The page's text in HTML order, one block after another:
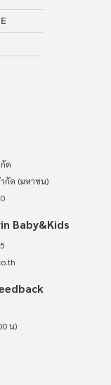
ด
กัด (มหาชน)
Baby&Kids
น)